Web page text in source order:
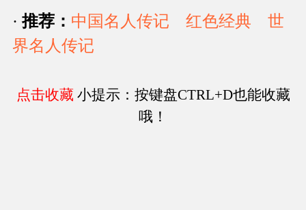
· 推荐： 中国名人传记 红色经典
世
界名人传记
点击收藏 小提示：按键盘CTRL+D也能收藏
哦！